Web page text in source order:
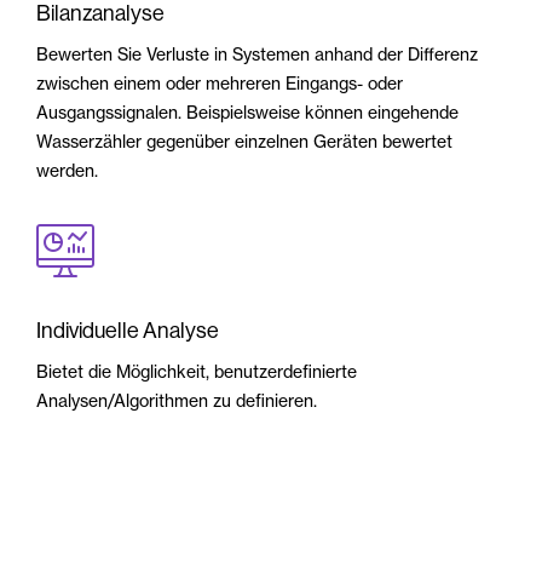
Bilanzanalyse
Bewerten Sie Verluste in Systemen anhand der Differenz
zwischen einem oder mehreren Eingangs- oder
Ausgangssignalen. Beispielsweise können eingehende
Wasserzähler gegenüber einzelnen Geräten bewertet
werden.
Individuelle Analyse
Bietet die Möglichkeit, benutzerdefinierte
Analysen/Algorithmen zu definieren.